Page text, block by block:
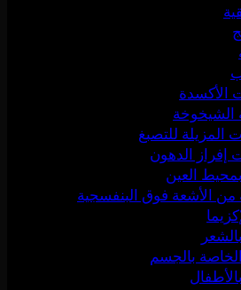
الأكسدة
الشيخوخة
المزيلة للتصبغ
إفراز الدهون
بمحيط العين
من الأشعة فوق البنفسجية
الخاصة بالجسم